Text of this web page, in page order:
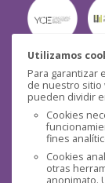
Utilizamos
Para garantizar
de nuestro sitio
pueden dividir
Cookies
fines
Cookies
otras
anonimato.